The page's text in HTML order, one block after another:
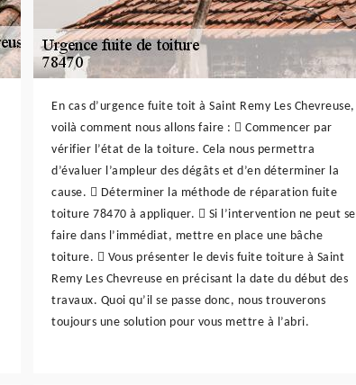
En cas d’urgence fuite toit à Saint Remy Les Chevreuse,
voilà comment nous allons faire :  Commencer par
vérifier l’état de la toiture. Cela nous permettra
d’évaluer l’ampleur des dégâts et d’en déterminer la
cause.  Déterminer la méthode de réparation fuite
toiture 78470 à appliquer.  Si l’intervention ne peut se
faire dans l’immédiat, mettre en place une bâche
toiture.  Vous présenter le devis fuite toiture à Saint
Remy Les Chevreuse en précisant la date du début des
travaux. Quoi qu’il se passe donc, nous trouverons
toujours une solution pour vous mettre à l’abri.